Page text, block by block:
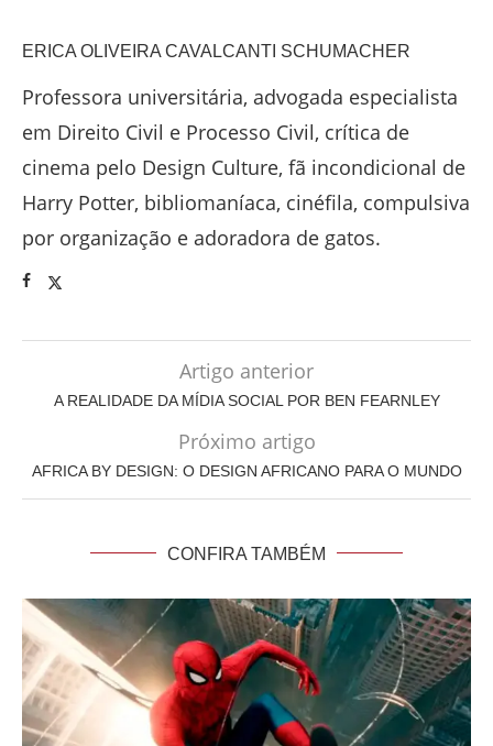
ERICA OLIVEIRA CAVALCANTI SCHUMACHER
Professora universitária, advogada especialista
em Direito Civil e Processo Civil, crítica de
cinema pelo Design Culture, fã incondicional de
Harry Potter, bibliomaníaca, cinéfila, compulsiva
por organização e adoradora de gatos.
Artigo anterior
A REALIDADE DA MÍDIA SOCIAL POR BEN FEARNLEY
Próximo artigo
AFRICA BY DESIGN: O DESIGN AFRICANO PARA O MUNDO
CONFIRA TAMBÉM